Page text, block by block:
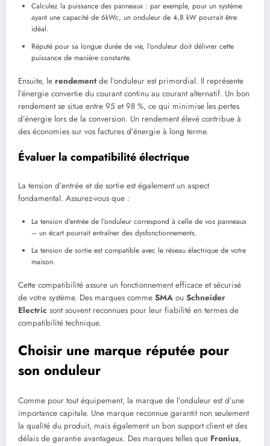
Calculez la puissance des panneaux : par exemple, pour un système
ayant une capacité de 6kWc, un onduleur de 4,8 kW pourrait être
idéal.
Réputé pour sa longue durée de vie, l’onduleur doit délivrer cette
puissance de manière constante.
Ensuite, le rendementde l’onduleur est primordial. Il représente
l’énergie convertie du courant continu au courant alternatif. Un bon
rendement se situe entre 95 et 98 %, ce qui minimise les pertes
d’énergie lors de la conversion. Un rendement élevé contribue à
des économies sur vos factures d’énergie à long terme.
Évaluer la compatibilité électrique
La tension d’entrée et de sortie est également un aspect
fondamental. Assurez-vous que :
La tension d’entrée de l’onduleur correspond à celle de vos panneaux
– un écart pourrait entraîner des dysfonctionnements.
La tension de sortie est compatible avec le réseau électrique de votre
maison.
Cette compatibilité assure un fonctionnement efficace et sécurisé
de votre système. Des marques comme SMA ou Schneider
Electric sont souvent reconnues pour leur fiabilité en termes de
compatibilité technique.
Choisir une marque réputée pour
son onduleur
Comme pour tout équipement, la marque de l’onduleur est d’une
importance capitale. Une marque reconnue garantit non seulement
la qualité du produit, mais également un bon support client et des
délais de garantie avantageux. Des marques telles que Fronius,